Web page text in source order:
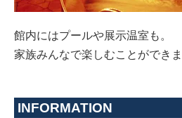
館内にはプールや展示温室も。
家族みんなで楽しむことができま
INFORMATION